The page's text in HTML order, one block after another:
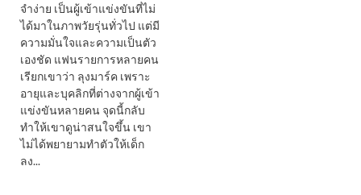
จำง่าย เป็นผู้เข้าแข่งขันที่ไม่
ได้มาในภาพวัยรุ่นทั่วไป แต่มี
ความมั่นใจและความเป็นตัว
เองชัด แฟนรายการหลายคน
เรียกเขาว่า ลุงมาร์ค เพราะ
อายุและบุคลิกที่ต่างจากผู้เข้า
แข่งขันหลายคน จุดนี้กลับ
ทำให้เขาดูน่าสนใจขึ้น เขา
ไม่ได้พยายามทำตัวให้เด็ก
ลง...